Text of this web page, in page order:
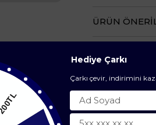
ÜRÜN
ÜRÜNLER
200TL
Hediye Çarkı
Çarkı çevir, indirimini